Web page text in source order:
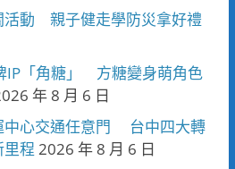
活動 親子健走學防災拿好禮
IP「角糖」 方糖變身萌角色
年 8 月 6 日
中心交通任意門 台中四大轉
程 2026 年 8 月 6 日